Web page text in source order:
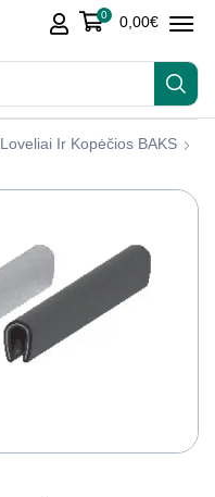
0 0,00€
Ir Kopėčios BAKS